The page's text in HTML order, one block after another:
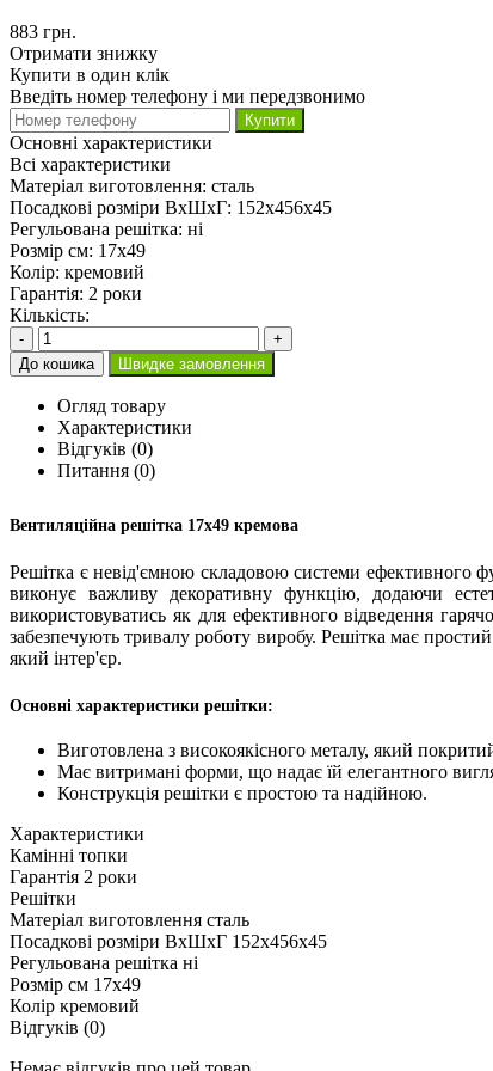
883 грн.
Отримати знижку
Купити в один клік
Введіть номер телефону і ми передзвонимо
Купити
Основні характеристики
Всі характеристики
Матеріал виготовлення: сталь
Посадкові розміри ВхШхГ: 152х456х45
Регульована решітка: ні
Розмір см: 17х49
Колір: кремовий
Гарантія: 2 роки
Кількість:
-
+
До кошика
Швидке замовлення
Огляд товару
Характеристики
Відгуків (0)
Питання (0)
Вентиляційна решітка 17х49 кремова
Решітка є невід'ємною складовою системи ефективного
виконує важливу декоративну функцію, додаючи
використовуватись як для ефективного відведення
забезпечують тривалу роботу виробу. Решітка має
який інтер'єр.
Основні характеристики решітки:
Виготовлена з високоякісного металу, який
Має витримані форми, що надає їй елегантного
Конструкція решітки є простою та надійною.
Характеристики
Камінні топки
Гарантія 2 роки
Решітки
Матеріал виготовлення сталь
Посадкові розміри ВхШхГ 152х456х45
Регульована решітка ні
Розмір см 17х49
Колір кремовий
Відгуків (0)